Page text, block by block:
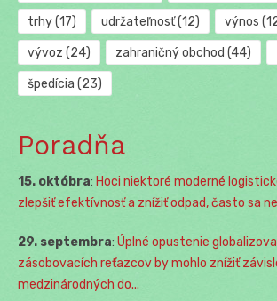
trhy(17) udržateľnosť(12) výnos
vývoz (24) zahraničný obchod (44)
špedícia (23)
Poradňa
15. októbra: Hoci niektoré moderné
zlepšiť efektívnosť a znížiť odpad, často sa
29. septembra: Úplné opustenie
zásobovacích reťazcov by mohlo znížiť
medzinárodných do...